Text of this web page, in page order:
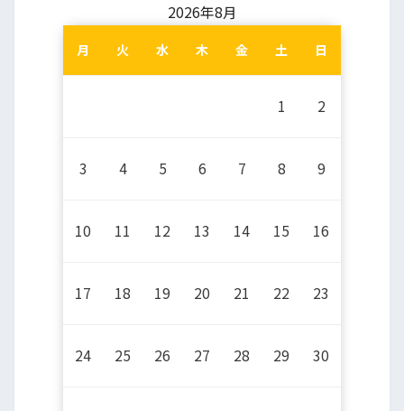
2026年8月
月 火 水 木 金 土 日
1 2
3 4 5 6 7 8 9
10 11 12 13 14 15 16
17 18 19 20 21 22 23
24 25 26 27 28 29 30